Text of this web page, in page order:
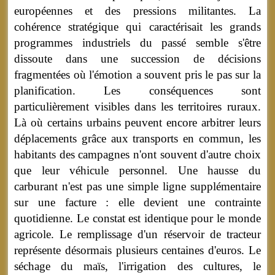
européennes et des pressions militantes. La
cohérence stratégique qui caractérisait les grands
programmes industriels du passé semble s'être
dissoute dans une succession de décisions
fragmentées où l'émotion a souvent pris le pas sur la
planification. Les conséquences sont
particulièrement visibles dans les territoires ruraux.
Là où certains urbains peuvent encore arbitrer leurs
déplacements grâce aux transports en commun, les
habitants des campagnes n'ont souvent d'autre choix
que leur véhicule personnel. Une hausse du
carburant n'est pas une simple ligne supplémentaire
sur une facture : elle devient une contrainte
quotidienne. Le constat est identique pour le monde
agricole. Le remplissage d'un réservoir de tracteur
représente désormais plusieurs centaines d'euros. Le
séchage du maïs, l'irrigation des cultures, le